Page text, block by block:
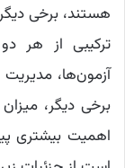
هستند، برخی
ترکیبی از هر
آزمون‌ها،
برخی دیگر،
اهمیت بیشتری